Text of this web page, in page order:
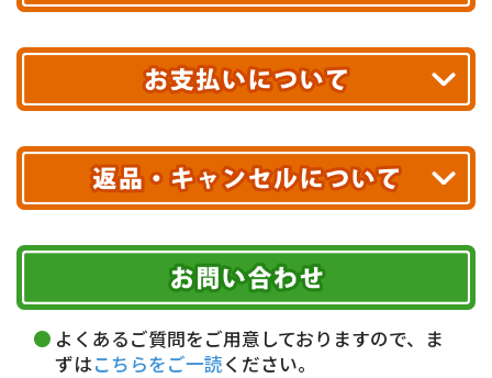
あす着エリアが対象です。
エリアやお届け日の確認はこちら▶
※ 配送業者による配送遅延が生じる可能性がございます。
※ 沖縄・離島はお届けできません。
送料無料!
10,000円未満 全国一律1,100円(税込)
配送業者
ヤマト運輸
お届け可能時間帯
午前中 14～16時
16～18時
18～20時
19～21時 指定なし
クレジットカード
代金引換(現金のみ)
5,000円未満…330円(税込)
期限を含むルール（条件）や、お客様にご負担い
ただく費用がございます。
詳しくはこちら▶
よくあるご質問をご用意しておりますので、ま
ずはこちらをご一読ください。